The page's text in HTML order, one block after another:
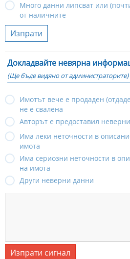
Много данни липсват или
от наличните
Изпрати
Докладвайте невярна
(Ще бъде видяно от администраторите)
Имотът вече е продаден
не е свалена
Авторът е предоставил
Има леки неточности в
имота
Има сериозни неточности в
на имота
Други неверни данни
Изпрати сигнал